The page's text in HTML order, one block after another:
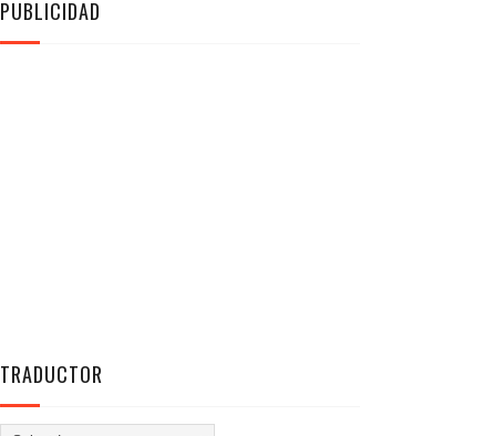
PUBLICIDAD
TRADUCTOR